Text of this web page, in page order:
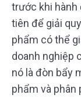
trước khi hành
tiên để giải
phẩm có thể
doanh nghiệp
nó là đòn bẩy
phẩm và phân